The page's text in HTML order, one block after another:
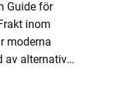
Guide för
inom
moderna
av alternativ